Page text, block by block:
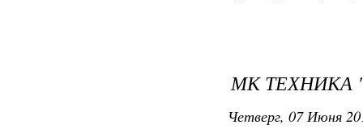
МК
Четверг, 07 Июня